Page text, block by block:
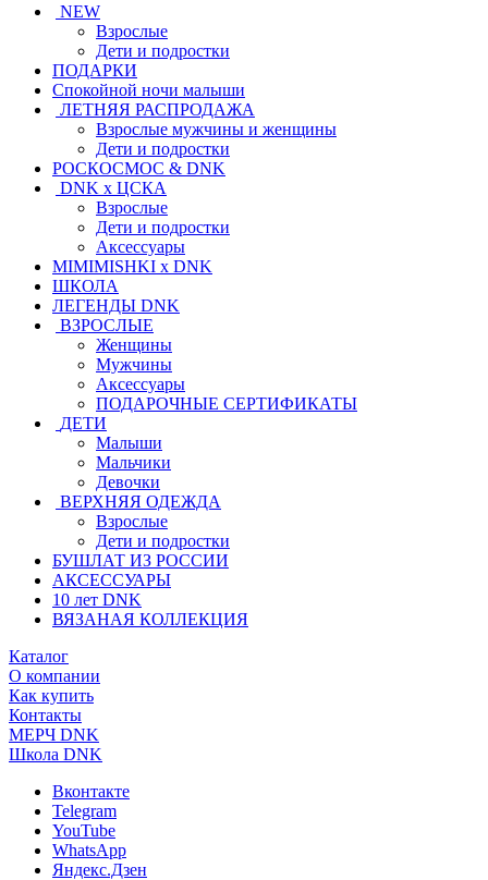
NEW
Взрослые
Дети и подростки
ПОДАРКИ
Спокойной ночи малыши
ЛЕТНЯЯ РАСПРОДАЖА
Взрослые мужчины и женщины
Дети и подростки
РОСКОСМОС & DNK
DNK x ЦСКА
Взрослые
Дети и подростки
Аксессуары
MIMIMISHKI x DNK
ШКОЛА
ЛЕГЕНДЫ DNK
ВЗРОСЛЫЕ
Женщины
Мужчины
Аксессуары
ПОДАРОЧНЫЕ СЕРТИФИКАТЫ
ДЕТИ
Малыши
Мальчики
Девочки
ВЕРХНЯЯ ОДЕЖДА
Взрослые
Дети и подростки
БУШЛАТ ИЗ РОССИИ
АКСЕССУАРЫ
10 лет DNK
ВЯЗАНАЯ КОЛЛЕКЦИЯ
Каталог
О компании
Как купить
Контакты
МЕРЧ DNK
Школа DNK
Вконтакте
Telegram
YouTube
WhatsApp
Яндекс.Дзен